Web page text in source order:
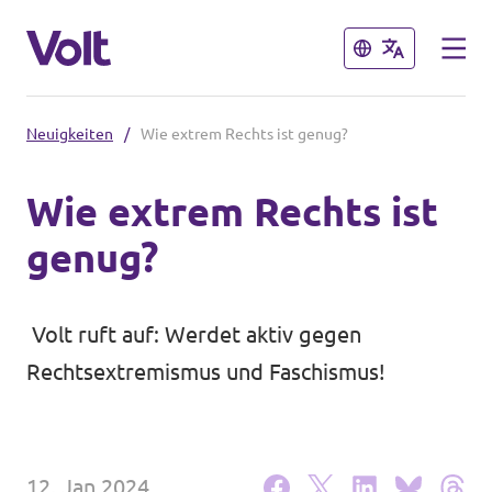
Schließen
Lokale Teams
Potsdam
Potsdam auf Instagram
Schließen
Programm
Über Volt
Menschen
Neuigkeiten / Wie extrem Rechts ist genug?
Wie extrem Rechts ist
genug?
Volt ruft auf: Werdet aktiv gegen
Rechtsextremismus und Faschismus!